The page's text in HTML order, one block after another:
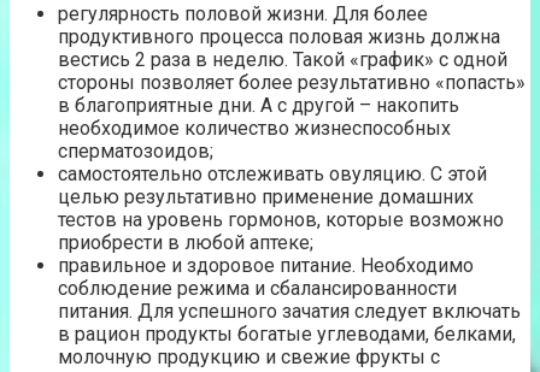
регулярность половой жизни. Для более
продуктивного процесса половая жизнь должна
вестись 2 раза в неделю. Такой «график» с одной
стороны позволяет более результативно «попасть»
в благоприятные дни. А с другой – накопить
необходимое количество жизнеспособных
сперматозоидов;
самостоятельно отслеживать овуляцию. С этой
целью результативно применение домашних
тестов на уровень гормонов, которые возможно
приобрести в любой аптеке;
правильное и здоровое питание. Необходимо
соблюдение режима и сбалансированности
питания. Для успешного зачатия следует включать
в рацион продукты богатые углеводами, белками,
молочную продукцию и свежие фрукты с